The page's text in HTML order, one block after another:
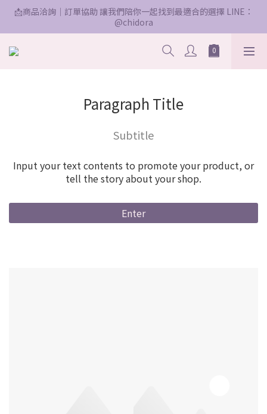
📩商品洽詢｜訂單協助 讓我們陪你一起找到最適合的選擇 LINE：
@chidora
Paragraph Title
Subtitle
Input your text contents to promote your product, or
tell the story about your shop.
Enter